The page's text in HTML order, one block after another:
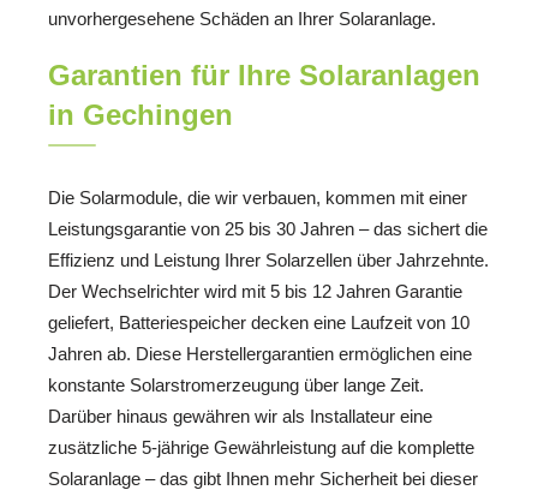
unvorhergesehene Schäden an Ihrer Solaranlage.
Garantien für Ihre Solaranlagen
in Gechingen
Die Solarmodule, die wir verbauen, kommen mit einer
Leistungsgarantie von 25 bis 30 Jahren – das sichert die
Effizienz und Leistung Ihrer Solarzellen über Jahrzehnte.
Der Wechselrichter wird mit 5 bis 12 Jahren Garantie
geliefert, Batteriespeicher decken eine Laufzeit von 10
Jahren ab. Diese Herstellergarantien ermöglichen eine
konstante Solarstromerzeugung über lange Zeit.
Darüber hinaus gewähren wir als Installateur eine
zusätzliche 5-jährige Gewährleistung auf die komplette
Solaranlage – das gibt Ihnen mehr Sicherheit bei dieser